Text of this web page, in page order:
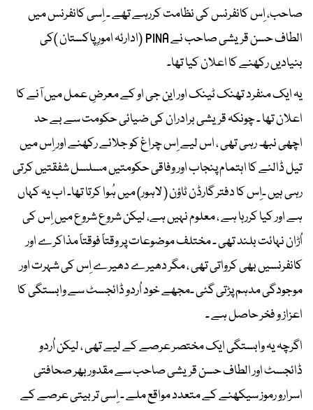
صاحب، اِس کانفرنس کی نظامت کررہے تھے ۔ اِسی کانفرنس میں
الطاف حسن قریشی صاحب نے PINA (ادارئہ امورِ پاکستان )کی
بنیادیں رکھنے کا اعلان کیا تھا۔
یہ ایک منفرد تھنک ٹینک اور این جی او کے معرضِ عمل میں آنے کا
اعلان تھا ۔ چونکہ قریشی برادران کی ضیائی حکومت سے بے حد
اچھی نبھ رہی تھی ، اس لیے اِس چراغ کو جلائے رکھنے اور اِس میں
تیل ڈالنے کا اہتمام پنجاب اور وفاقی حکومتیں مسلسل شفقتیں کرتی
رہی ہیں ۔اِس کا دفتر گارڈن ٹاؤن ( لاہور) میں ہُوا کرتا تھا۔ اب یہ کہاں
ہے اور کیا کررہا ہے ، معلوم نہیں ہے، لیکن شروع شروع میں اِس کی
اُڑان نہائت بلند تھی ۔ مختلف موضوعات پر وقتاً فوقتاً مذاکرے اور
کانفرنسیں بھی کرواتی تھی ، مگر دھیرے دھیرے اِس کی شہرت اور
موجودگی مدہم پڑتی گئی ۔مجھے خود اُردو ڈائجسٹ سے وابستگی کا
اعزاز و فخر حاصل ہے ۔
اگرچہ یہ وابستگی ایک مختصر عرصے کے لیے تھی ، لیکن اُردو
ڈائجسٹ اور الطاف حسن قریشی صاحب سے مقدور بھر صحافتی
اسرارو رموز سیکھنے کے متعدد مواقع ملے ۔ اِسی تربیتی عرصے کے